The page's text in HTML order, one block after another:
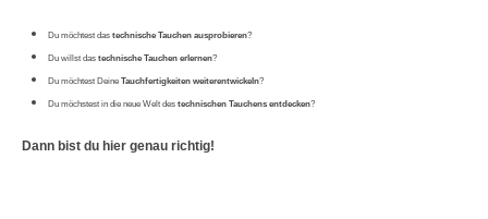
Du möchtest das technische Tauchen ausprobieren?
Du willst das technische Tauchen erlernen?
Du möchtest Deine Tauchfertigkeiten weiterentwickeln?
Du möchstest in die neue Welt des technischen Tauchens entdecken?
Dann bist du hier genau richtig!